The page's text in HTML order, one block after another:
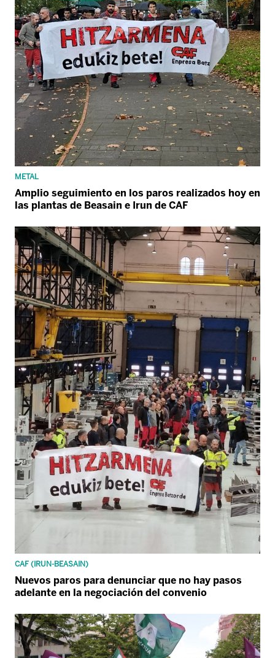
METAL
Amplio seguimiento en los paros realizados hoy en
las plantas de Beasain e Irun de CAF
CAF (IRUN-BEASAIN)
Nuevos paros para denunciar que no hay pasos
adelante en la negociación del convenio